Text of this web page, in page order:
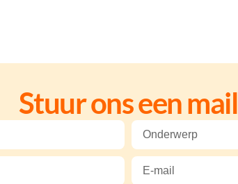
Stuur ons een mail